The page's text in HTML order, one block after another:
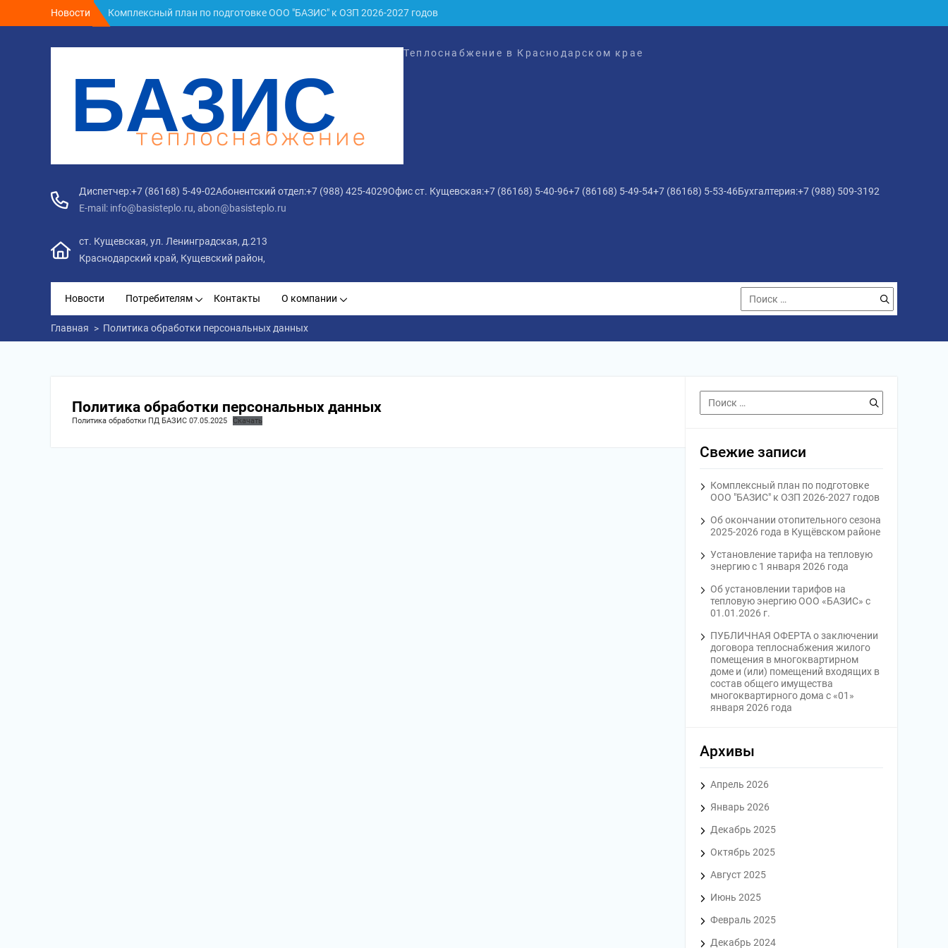
Новости Комплексный план по подготовке ООО "БАЗИС" к ОЗП 2026-2027 годов
Об установлении тарифов на тепловую энергию ООО «БАЗИС» с 01.01.2026 г.
ПУБЛИЧНАЯ ОФЕРТА o заключении договора теплоснабжения жилого помещения в многоквартирном доме и (или) помещений входящих в состав общего имущества
многоквартирного дома с «01» января 2026 года
Комплексный план по подготовке ООО "БАЗИС" к ОЗП 2026-2027 годов
Теплоснабжение в Краснодарском крае
Диспетчер:+7 (86168) 5-49-02Абонентский отдел:+7 (988) 425-4029Офис ст. Кущевская:+7 (86168) 5-40-96+7 (86168) 5-49-54+7 (86168) 5-53-46Бухгалтерия:+7 (988) 509-3192
E-mail: info@basisteplo.ru, abon@basisteplo.ru
ст. Кущевская, ул. Ленинградская, д.213
Краснодарский край, Кущевский район,
Новости Потребителям Контакты О компании
Главная Политика обработки персональных данных
Политика обработки персональных данных
Политика обработки ПД БАЗИС 07.05.2025 Скачать
Свежие записи
Комплексный план по подготовке
ООО "БАЗИС" к ОЗП 2026-2027 годов
Об окончании отопительного сезона
2025-2026 года в Кущёвском районе
Установление тарифа на тепловую
энергию с 1 января 2026 года
Об установлении тарифов на
тепловую энергию ООО «БАЗИС» с
01.01.2026 г.
ПУБЛИЧНАЯ ОФЕРТА o заключении
договора теплоснабжения жилого
помещения в многоквартирном
доме и (или) помещений входящих в
состав общего имущества
многоквартирного дома с «01»
января 2026 года
Архивы
Апрель 2026
Январь 2026
Декабрь 2025
Октябрь 2025
Август 2025
Июнь 2025
Февраль 2025
Декабрь 2024